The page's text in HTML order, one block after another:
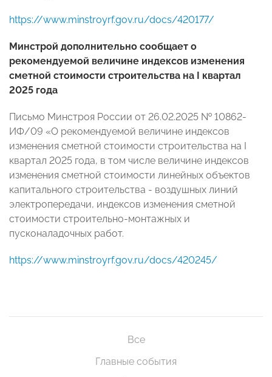
https://www.minstroyrf.gov.ru/docs/420177/
Минстрой дополнительно сообщает о
рекомендуемой величине индексов изменения
сметной стоимости строительства на I квартал
2025 года
Письмо Минстроя России от 26.02.2025 № 10862-
ИФ/09 «О рекомендуемой величине индексов
изменения сметной стоимости строительства на I
квартал 2025 года, в том числе величине индексов
изменения сметной стоимости линейных объектов
капитального строительства - воздушных линий
электропередачи, индексов изменения сметной
стоимости строительно-монтажных и
пусконаладочных работ.
https://www.minstroyrf.gov.ru/docs/420245/
Все
Главные события